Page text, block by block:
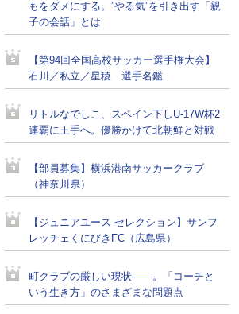
もをダメにする。”やる気”を引き出す「親
子の会話」とは
【第94回全国高校サッカー選手権大会】
石川／私立／星稜 選手名鑑
リトルなでしこ、スペイン下しU-17W杯2
連覇に王手へ。優勝かけて北朝鮮と対戦
【部員募集】横浜港南サッカークラブ
（神奈川県）
【ジュニアユース セレクション】サンフ
レッチェくにびきFC（広島県）
町クラブの厳しい現状――。「コーチと
いう生き方」のさまざまな問題点